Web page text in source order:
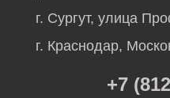
г. Сургут, улица
г. Краснодар,
+7